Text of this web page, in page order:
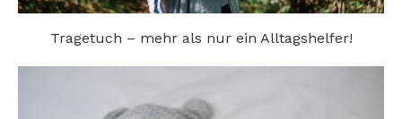
Tragetuch – mehr als nur ein Alltagshelfer!